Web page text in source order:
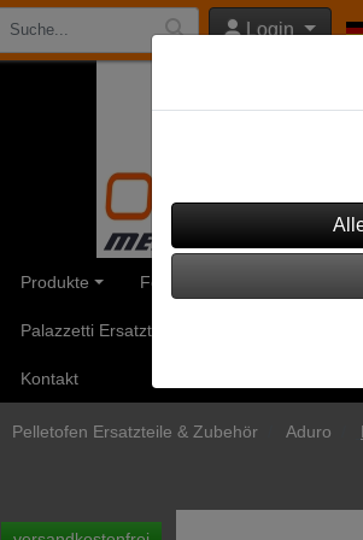
Login
Produkte Feinstaubfilter
Palazzetti Ersatzteile
Kontakt
Pelletofen Ersatzteile & Zubehör Aduro